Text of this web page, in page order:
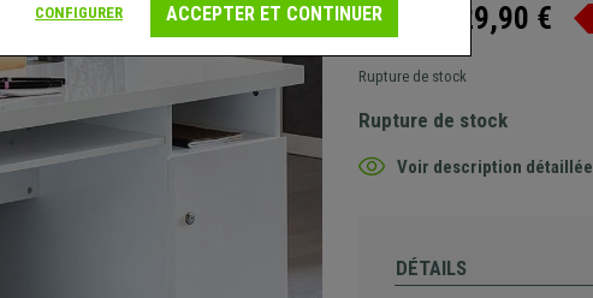
469,90 € 329,90 €
Rupture de stock
Rupture de stock
Voir description détaillée
DÉTAILS
CONFIGURER ACCEPTER ET CONTINUER